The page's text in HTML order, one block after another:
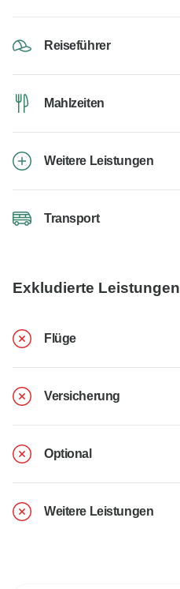
Reiseführer
Mahlzeiten
Weitere Leistungen
Transport
Exkludierte Leistungen
Flüge
Versicherung
Optional
Weitere Leistungen